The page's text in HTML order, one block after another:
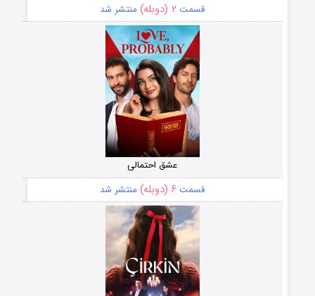
قسمت ۲ (دوبله) منتشر شد
عشق احتمالی
قسمت ۶ (دوبله) منتشر شد